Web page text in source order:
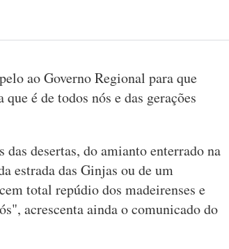
ao Governo Regional para que
é de todos nós e das gerações
desertas, do amianto enterrado na
estrada das Ginjas ou de um
total repúdio dos madeirenses e
acrescenta ainda o comunicado do